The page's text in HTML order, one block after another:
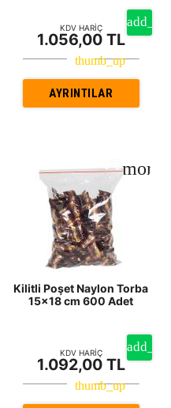
KDV HARİÇ
1.056,00 TL
AYRINTILAR
Kilitli Poşet Naylon Torba
15x18 cm 600 Adet
KDV HARİÇ
1.092,00 TL